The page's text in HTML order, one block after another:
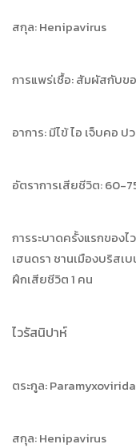
สกุล: Henipavirus
การแพร่เชื้อ: สัมผัสกับข
อาการ: มีไข้ ไอ เจ็บคอ
อัตราการเสียชีวิต: 60-
การระบาดครั้งแรกของไ
เฮนดรา ชานเมืองบริสเ
ฝึกเสียชีวิต 1 คน
ไวรัสนิปาห์
ตระกูล:
สกุล: Henipavirus